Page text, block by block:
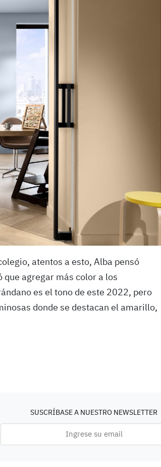
atentos a esto, Alba pensó
que agregar más color a los
es el tono de este 2022, pero
donde se destacan el amarillo,
SUSCRÍBASE A NUESTRO NEWSLETTER